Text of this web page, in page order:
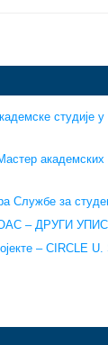
студије
академских
Службе за
ОАС – ДРУГИ
– CIRCLE